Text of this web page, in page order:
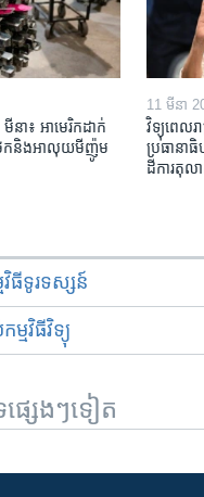
នា៖ អាមេរិក​ដាក់​
ែក​និង​អាលុយ​មីញ៉ូម​
11 មីនា
វិទ្យុពេល
ប្រធានា
ដីការ​តុលា
វិធី​ទូរទស្សន៍
ម្មវិធីវិទ្យុ
ផ្សេងៗទៀត